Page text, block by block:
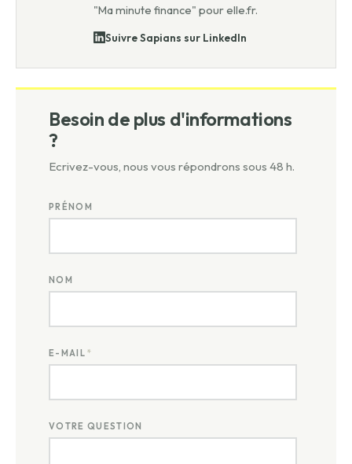
"Ma minute finance" pour elle.fr.
Suivre Sapians sur LinkedIn
Besoin de plus d'informations
?
Ecrivez-vous, nous vous répondrons sous 48 h.
PRÉNOM
NOM
E-MAIL *
VOTRE QUESTION